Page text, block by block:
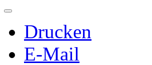
Drucken
E-Mail